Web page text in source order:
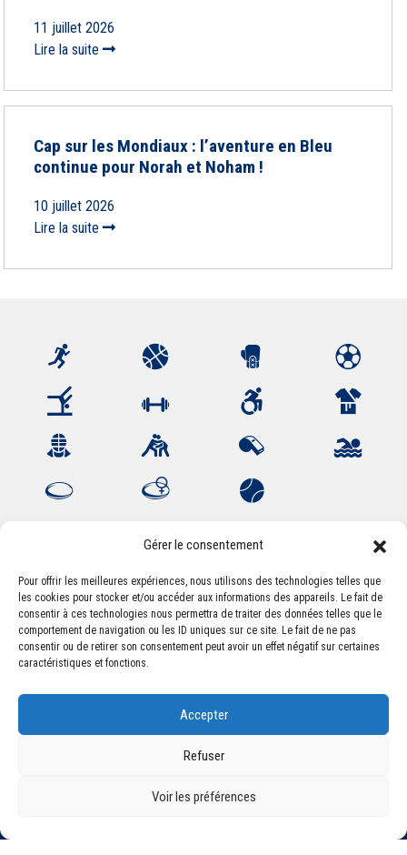
Gérer le consentement
Pour offrir les meilleures expériences, nous utilisons des technologies telles que
les cookies pour stocker et/ou accéder aux informations des appareils. Le fait de
consentir à ces technologies nous permettra de traiter des données telles que le
comportement de navigation ou les ID uniques sur ce site. Le fait de ne pas
consentir ou de retirer son consentement peut avoir un effet négatif sur certaines
caractéristiques et fonctions.
Accepter
Refuser
Voir les préférences
11 juillet 2026
Lire la suite
Cap sur les Mondiaux : l’aventure en Bleu
continue pour Norah et Noham !
10 juillet 2026
Lire la suite
Association Sportive Montferrandaise
84, boulevard Léon Jouhaux
CS 80221 - 63021 Clermont-Ferrand Cedex 2
accueil@asm-omnisports.com